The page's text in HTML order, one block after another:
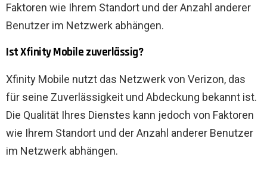
Faktoren wie Ihrem Standort und der Anzahl anderer
Benutzer im Netzwerk abhängen.
Ist Xfinity Mobile zuverlässig?
Xfinity Mobile nutzt das Netzwerk von Verizon, das
für seine Zuverlässigkeit und Abdeckung bekannt ist.
Die Qualität Ihres Dienstes kann jedoch von Faktoren
wie Ihrem Standort und der Anzahl anderer Benutzer
im Netzwerk abhängen.